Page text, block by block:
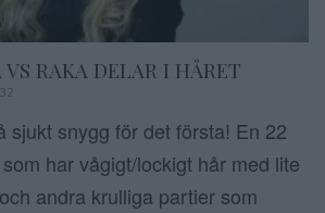
RAKA DELAR I HÅRET
sjukt snygg för det första! En 22
har vågigt/lockigt hår med lite
andra krulliga partier som